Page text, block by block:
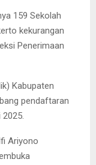
159 Sekolah
kekurangan
Penerimaan
Kabupaten
pendaftaran
Ariyono